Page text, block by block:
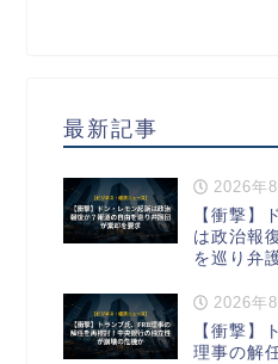
最新記事
2026年
【衝撃】
は政治報
を巡り弁
2026年
【衝撃】
理事の解